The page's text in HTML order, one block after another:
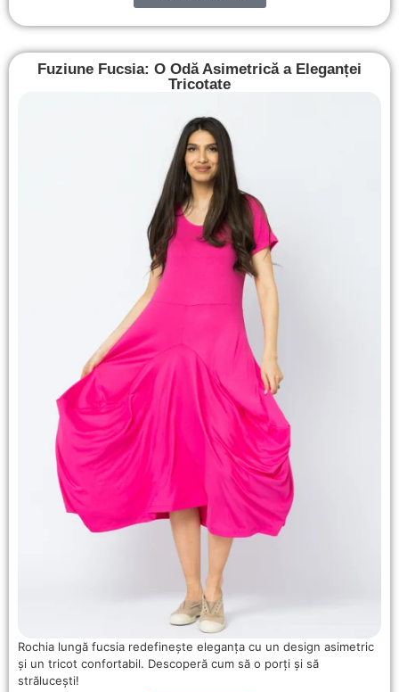
Fuziune Fucsia: O Odă Asimetrică a Eleganței
Tricotate
Rochia lungă fucsia redefinește eleganța cu un design asimetric
și un tricot confortabil. Descoperă cum să o porți și să
strălucești!